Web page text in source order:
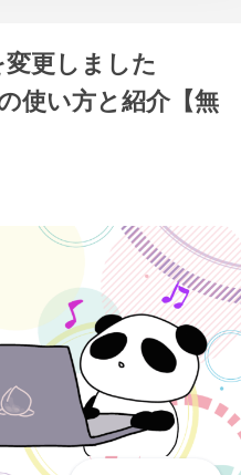
変更しました
使い方と紹介【無